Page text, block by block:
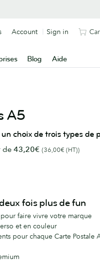
Blog Aide
Account Sign in
A5
choix de trois types de
de 43,20€ (36,00€ (HT))
fois plus de fun
faire vivre votre marque
et en couleur
pour chaque Carte Postale